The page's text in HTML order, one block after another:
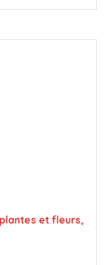
et fleurs,